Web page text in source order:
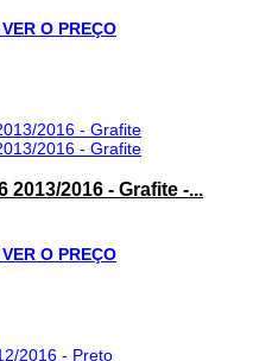
O PREÇO
2016 - Grafite -...
O PREÇO